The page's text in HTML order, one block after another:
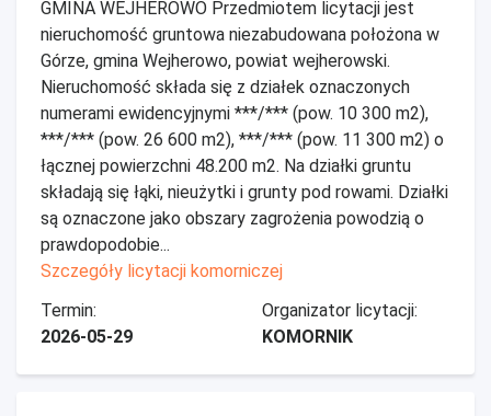
GMINA WEJHEROWO Przedmiotem licytacji jest
nieruchomość gruntowa niezabudowana położona w
Górze, gmina Wejherowo, powiat wejherowski.
Nieruchomość składa się z działek oznaczonych
numerami ewidencyjnymi ***/*** (pow. 10 300 m2),
***/*** (pow. 26 600 m2), ***/*** (pow. 11 300 m2) o
łącznej powierzchni 48.200 m2. Na działki gruntu
składają się łąki, nieużytki i grunty pod rowami. Działki
są oznaczone jako obszary zagrożenia powodzią o
prawdopodobie...
Szczegóły licytacji komorniczej
Termin:
2026-05-29
Organizator licytacji:
KOMORNIK